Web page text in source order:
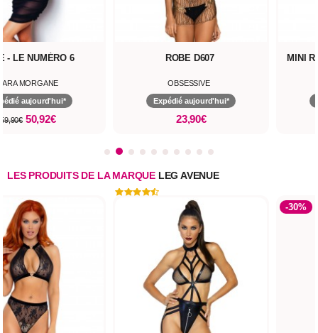
- LE NUMÉRO 6
MORGANE
aujourd'hui*
59,90€ 50,92€
ROBE D607
OBSESSIVE
Expédié aujourd'hui*
23,90€
MINI
LES PRODUITS DE LA MARQUE LEG AVENUE
-30%